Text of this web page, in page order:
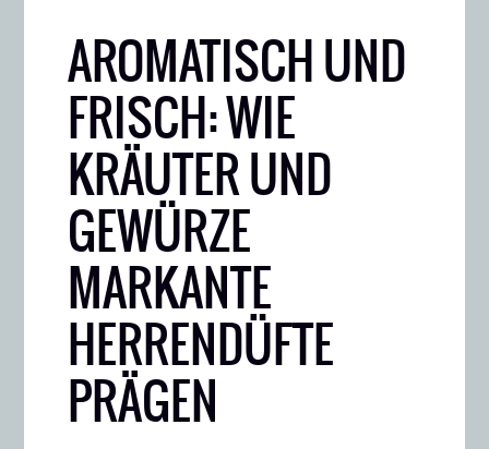
AROMATISCH UND
FRISCH: WIE
KRÄUTER UND
GEWÜRZE
MARKANTE
HERRENDÜFTE
PRÄGEN